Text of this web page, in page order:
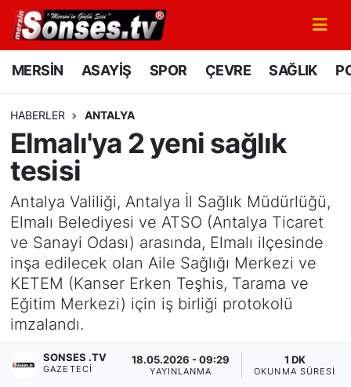
MERSİN ASAYİŞ SPOR ÇEVRE SAĞLIK
HABERLER ANTALYA
Elmalı'ya 2 yeni sağlık
tesisi
Antalya Valiliği, Antalya İl Sağlık Müdürlüğü,
Elmalı Belediyesi ve ATSO (Antalya Ticaret
ve Sanayi Odası) arasında, Elmalı ilçesinde
inşa edilecek olan Aile Sağlığı Merkezi ve
KETEM (Kanser Erken Teşhis, Tarama ve
Eğitim Merkezi) için iş birliği protokolü
imzalandı.
SONSES .TV
GAZETECI
18.05.2026 - 09:29
YAYINLANMA
1 DK
OKUNMA SÜRESI
MERSİN
SPOR
GÜNÜN MANŞETİ
DÜNYA
KÜLTÜR - SANAT
MAGAZİN
Mersin Nöbetçi Eczaneler
Mersin Namaz Vakitleri
Mersin Trafik Yoğunluk Haritası
Süper Lig Puan Durumu ve Fikstür
Tüm Manşetler
Son Dakika Haberleri